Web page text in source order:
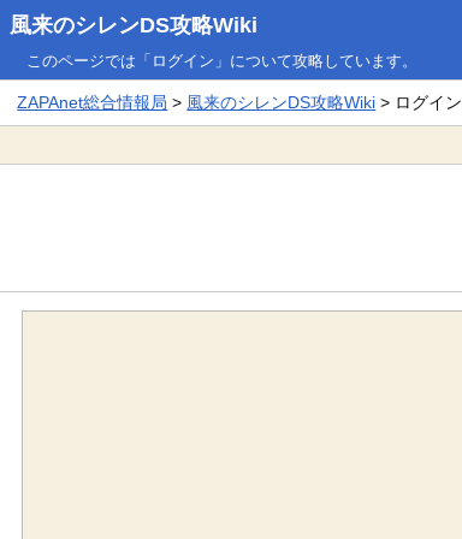
風来のシレンDS攻略Wiki
このページでは「ログイン」について攻略しています。
ZAPAnet総合情報局 > 風来のシレンDS攻略Wiki > ログイン